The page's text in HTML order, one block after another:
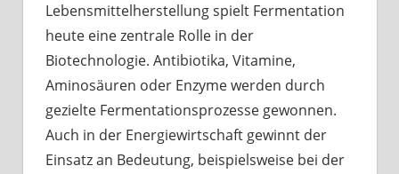
Lebensmittelherstellung spielt Fermentation
heute eine zentrale Rolle in der
Biotechnologie. Antibiotika, Vitamine,
Aminosäuren oder Enzyme werden durch
gezielte Fermentationsprozesse gewonnen.
Auch in der Energiewirtschaft gewinnt der
Einsatz an Bedeutung, beispielsweise bei der